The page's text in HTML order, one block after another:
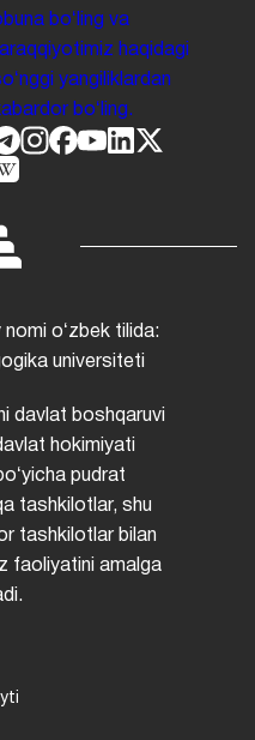
boʻling va
haqidagi
yangiliklardan
boʻling.
oʻzbek tilida:
universiteti
davlat boshqaruvi
hokimiyati
pudrat
tashkilotlar, shu
tashkilotlar bilan
faoliyatini amalga